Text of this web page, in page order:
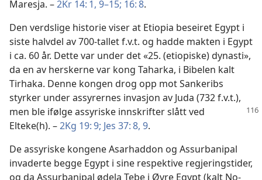
Maresja. –2Kr 14: 1, 9–15; 16: 8.
Den verdslige historie viser at Etiopia beseiret Egypt i
siste halvdel av 700-tallet f.v.t. og hadde makten i Egypt
i ca. 60 år. Dette var under det «25. (etiopiske) dynasti»,
da en av herskerne var kong Taharka, i Bibelen kalt
Tirhaka. Denne kongen drog opp mot Sankeribs
styrker under assyrernes invasjon av Juda (732 f.v.t.),
men ble ifølge assyriske innskrifter slått ved
Elteke(h). –2Kg 19: 9; Jes 37: 8, 9.
De assyriske kongene Asarhaddon og Assurbanipal
invaderte begge Egypt i sine respektive regjeringstider,
og da Assurbanipal ødela Tebe i Øvre Egypt (kalt No-